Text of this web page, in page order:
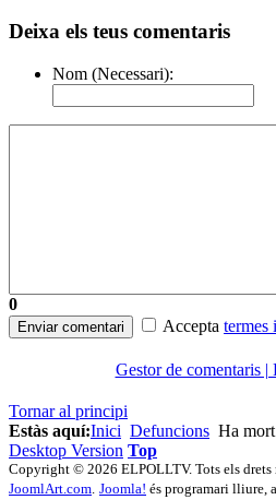
Deixa els teus comentaris
Nom (Necessari):
0
Enviar comentari Accepta termes
Gestor de comentaris
Tornar al principi
Estàs aquí:Inici Defuncions Ha
Desktop Version Top
Copyright © 2026 ELPOLLTV. Tots els drets
JoomlArt.com. Joomla! és programari lliure,